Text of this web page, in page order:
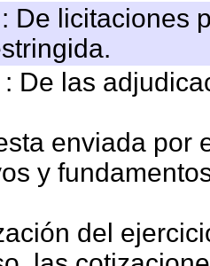
De licitaciones
De las
enviada por
y
del